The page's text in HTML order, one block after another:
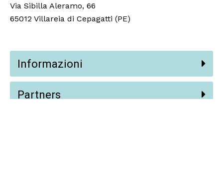
Via Sibilla Aleramo, 66
65012 Villareia di Cepagatti (PE)
Informazioni
Partners